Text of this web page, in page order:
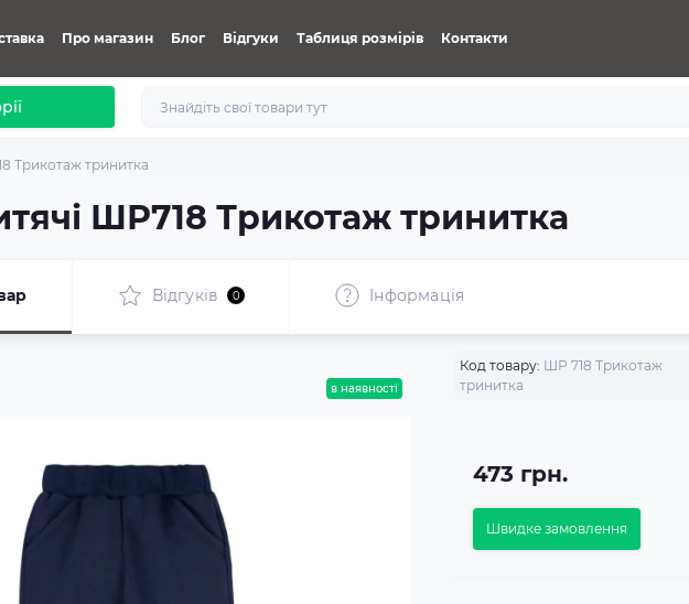
Про магазин Блог Відгуки Таблиця розмірів Контакти
Трикотаж тринитка
ШР718 Трикотаж тринитка
Відгуків 0 Iнформація
в наявності
Код товару: ШР 718 Трикотаж
тринитка
473 грн.
Швидке замовлення